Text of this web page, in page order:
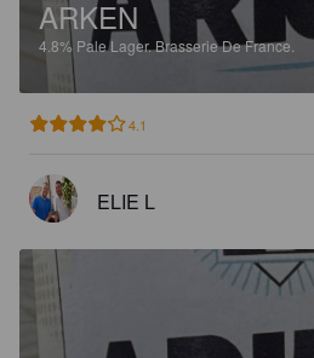
ARKEN
4.8% Pale Lager.Brasserie De France.
4.1
ELIE L